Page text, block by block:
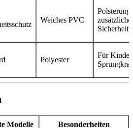
Weiches PVC
Polsterung
zusätzliche
Sicherheit
Polyester
Für
Modelle Besonderheiten